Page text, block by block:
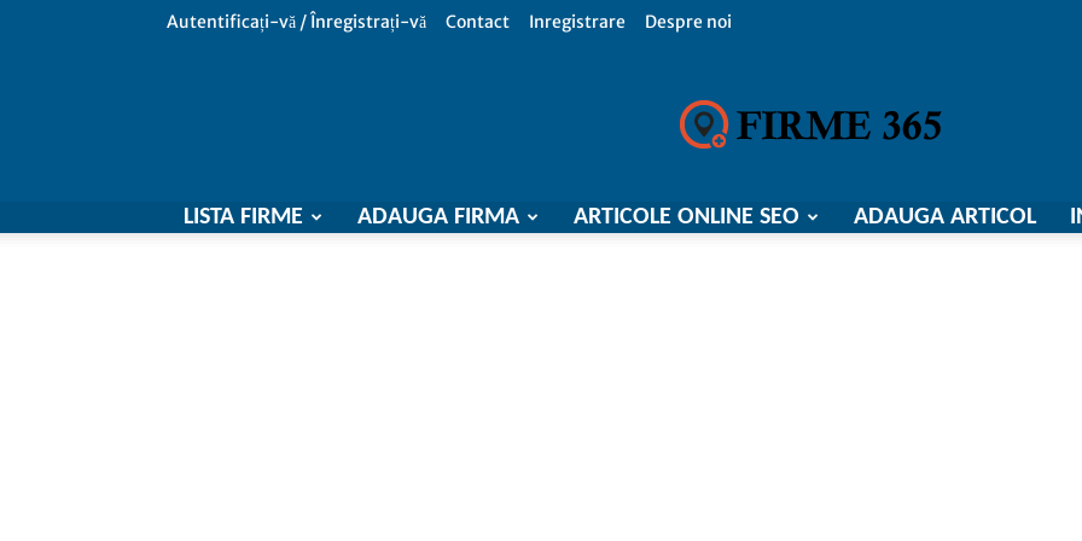
Autentificați-vă / Înregistrați-vă Contact Inregistrare Despre noi
Firme
LISTA FIRME ADAUGA FIRMA ARTICOLE ONLINE SEO ADAUGA ARTICOL